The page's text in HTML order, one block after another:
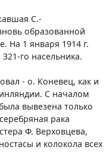
С.-
образованной
На 1 января 1914 г.
го насельника.
- о. Коневец, как и
С началом
вывезена только
рака
Ф. Верховцева,
и колокола всех